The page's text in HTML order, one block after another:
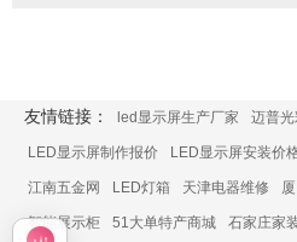
友情链接： led显示屏生产厂家 迈普
LED显示屏制作报价 LED显示屏安装价
江南五金网 LED灯箱 天津电器维修
智能展示柜 51大单特产商城 石家庄家